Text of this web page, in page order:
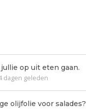
op uit eten gaan.
dagen geleden
olijfolie voor salades?